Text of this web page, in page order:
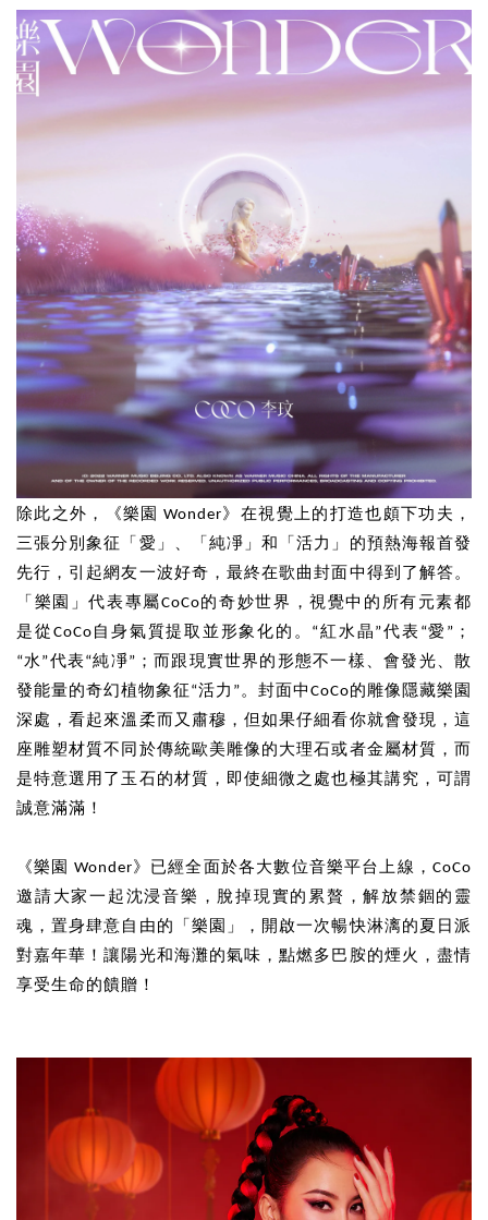
除此之外，《樂園 Wonder》在視覺上的打造也頗下功夫，
三張分別象征「愛」、「純凈」和「活力」的預熱海報首發
先行，引起網友一波好奇，最終在歌曲封面中得到了解答。
「樂園」代表專屬CoCo的奇妙世界，視覺中的所有元素都
是從CoCo自身氣質提取並形象化的。“紅水晶”代表“愛”；
“水”代表“純凈”；而跟現實世界的形態不一樣、會發光、散
發能量的奇幻植物象征“活力”。封面中CoCo的雕像隱藏樂園
深處，看起來溫柔而又肅穆，但如果仔細看你就會發現，這
座雕塑材質不同於傳統歐美雕像的大理石或者金屬材質，而
是特意選用了玉石的材質，即使細微之處也極其講究，可謂
誠意滿滿！
《樂園 Wonder》已經全面於各大數位音樂平台上線，CoCo
邀請大家一起沈浸音樂，脫掉現實的累贅，解放禁錮的靈
魂，置身肆意自由的「樂園」，開啟一次暢快淋漓的夏日派
對嘉年華！讓陽光和海灘的氣味，點燃多巴胺的煙火，盡情
享受生命的饋贈！